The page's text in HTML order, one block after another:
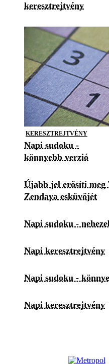
keresztrejtvény
KERESZTREJTVÉNY
Napi sudoku -
könnyebb verzió
Újabb jel erősíti meg
Zendaya esküvőjét
Napi sudoku -
Napi keresztrejtvény
Napi sudoku -
Napi keresztrejtvény